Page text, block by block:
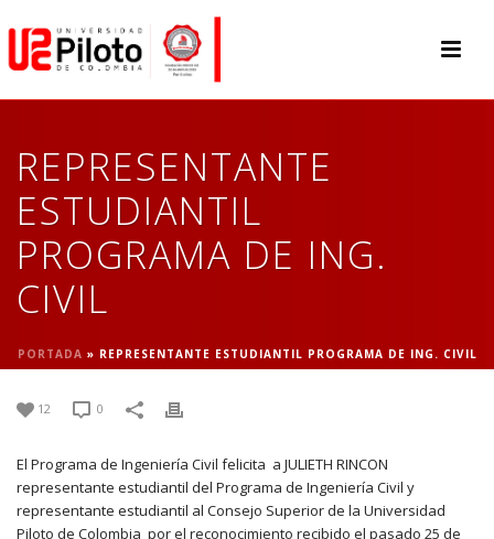
REPRESENTANTE
ESTUDIANTIL
PROGRAMA DE ING.
CIVIL
PORTADA » REPRESENTANTE ESTUDIANTIL PROGRAMA DE ING. CIVIL
12 0
El Programa de Ingeniería Civil felicita a JULIETH RINCON
representante estudiantil del Programa de Ingeniería Civil y
representante estudiantil al Consejo Superior de la Universidad
Piloto de Colombia por el reconocimiento recibido el pasado 25 de